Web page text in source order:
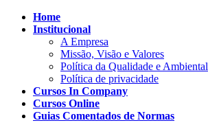
Home
Institucional
A Empresa
Missão, Visão e Valores
Política da Qualidade e Ambiental
Política de privacidade
Cursos In Company
Cursos Online
Guias Comentados de Normas